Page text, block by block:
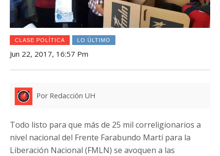
CLASE POLÍTICA LO ÚLTIMO
Jun 22, 2017, 16:57 Pm
Por Redacción UH
Todo listo para que más de 25 mil correligionarios a
nivel nacional del Frente Farabundo Martí para la
Liberación Nacional (FMLN) se avoquen a las